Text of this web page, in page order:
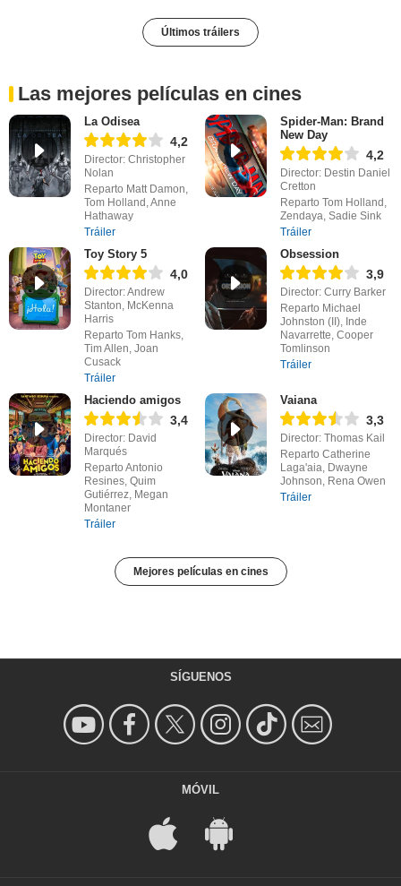
Últimos tráilers
Las mejores películas en cines
La Odisea
4,2
Director: Christopher
Nolan
Reparto Matt Damon,
Tom Holland, Anne
Hathaway
Tráiler
Spider-Man: Brand
New Day
4,2
Director: Destin Daniel
Cretton
Reparto Tom Holland,
Zendaya, Sadie Sink
Tráiler
Toy Story 5
4,0
Director: Andrew
Stanton, McKenna
Harris
Reparto Tom Hanks,
Tim Allen, Joan
Cusack
Tráiler
Obsession
3,9
Director: Curry Barker
Reparto Michael
Johnston (II), Inde
Navarrette, Cooper
Tomlinson
Tráiler
Haciendo amigos
3,4
Director: David
Marqués
Reparto Antonio
Resines, Quim
Gutiérrez, Megan
Montaner
Tráiler
Vaiana
3,3
Director: Thomas Kail
Reparto Catherine
Laga'aia, Dwayne
Johnson, Rena Owen
Tráiler
Mejores películas en cines
SÍGUENOS
MÓVIL